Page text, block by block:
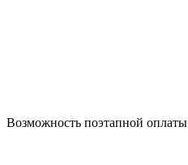
Возможность поэтапной оплаты